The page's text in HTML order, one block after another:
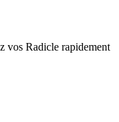
vos Radicle rapidement